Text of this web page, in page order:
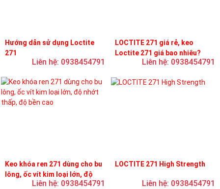
Hướng dẫn sử dụng Loctite
271
Liên hệ: 0938454791
LOCTITE 271 giá rẻ, keo
Loctite 271 giá bao nhiêu?
Liên hệ: 0938454791
Keo khóa ren 271 dùng cho bu
lông, ốc vít kim loại lớn, độ
nhớt thấp, độ bền cao
Liên hệ: 0938454791
LOCTITE 271 High Strength
Liên hệ: 0938454791